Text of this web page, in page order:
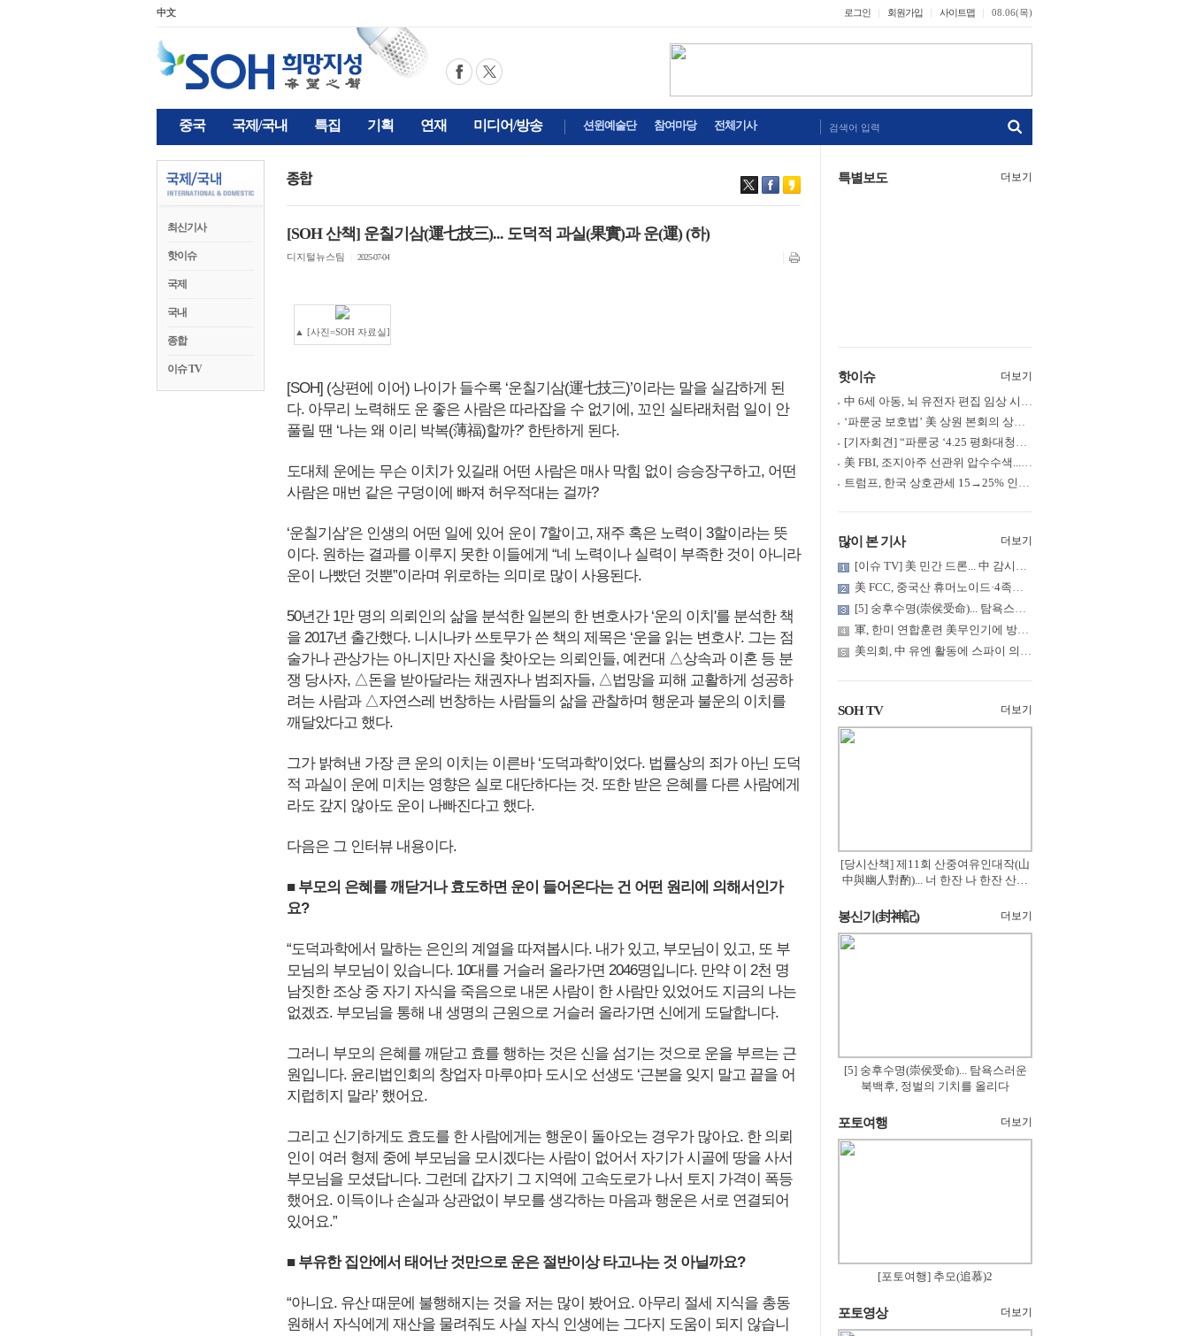
中文 로그인 회원가입 사이트맵 08.06(목)
중국 국제/국내 특집 기획 연재 미디어/방송 션윈예술단 참여마당 전체기사 검색어 입력
최신기사
핫이슈
국제
국내
종합
이슈 TV
[SOH 산책] 운칠기삼(運七技三)... 도덕적 과실(果實)과 운(運) (하)
디지털뉴스팀 2025-07-04
▲ [사진=SOH 자료실]
[SOH] (상편에 이어) 나이가 들수록 ‘운칠기삼(運七技三)’이라는 말을 실감하게 된
다. 아무리 노력해도 운 좋은 사람은 따라잡을 수 없기에, 꼬인 실타래처럼 일이 안
풀릴 땐 ‘나는 왜 이리 박복(薄福)할까?’ 한탄하게 된다.
도대체 운에는 무슨 이치가 있길래 어떤 사람은 매사 막힘 없이 승승장구하고, 어떤
사람은 매번 같은 구덩이에 빠져 허우적대는 걸까?
‘운칠기삼’은 인생의 어떤 일에 있어 운이 7할이고, 재주 혹은 노력이 3할이라는 뜻
이다. 원하는 결과를 이루지 못한 이들에게 “네 노력이나 실력이 부족한 것이 아니라
운이 나빴던 것뿐”이라며 위로하는 의미로 많이 사용된다.
50년간 1만 명의 의뢰인의 삶을 분석한 일본의 한 변호사가 ‘운의 이치'를 분석한 책
을 2017년 출간했다. 니시나카 쓰토무가 쓴 책의 제목은 ‘운을 읽는 변호사'. 그는 점
술가나 관상가는 아니지만 자신을 찾아오는 의뢰인들, 예컨대 △상속과 이혼 등 분
쟁 당사자, △돈을 받아달라는 채권자나 범죄자들, △법망을 피해 교활하게 성공하
려는 사람과 △자연스레 번창하는 사람들의 삶을 관찰하며 행운과 불운의 이치를
깨달았다고 했다.
그가 밝혀낸 가장 큰 운의 이치는 이른바 ‘도덕과학'이었다. 법률상의 죄가 아닌 도덕
적 과실이 운에 미치는 영향은 실로 대단하다는 것. 또한 받은 은혜를 다른 사람에게
라도 갚지 않아도 운이 나빠진다고 했다.
다음은 그 인터뷰 내용이다.
■ 부모의 은혜를 깨닫거나 효도하면 운이 들어온다는 건 어떤 원리에 의해서인가
요?
“도덕과학에서 말하는 은인의 계열을 따져봅시다. 내가 있고, 부모님이 있고, 또 부
모님의 부모님이 있습니다. 10대를 거슬러 올라가면 2046명입니다. 만약 이 2천 명
남짓한 조상 중 자기 자식을 죽음으로 내몬 사람이 한 사람만 있었어도 지금의 나는
없겠죠. 부모님을 통해 내 생명의 근원으로 거슬러 올라가면 신에게 도달합니다.
그러니 부모의 은혜를 깨닫고 효를 행하는 것은 신을 섬기는 것으로 운을 부르는 근
원입니다. 윤리법인회의 창업자 마루야마 도시오 선생도 ‘근본을 잊지 말고 끝을 어
지럽히지 말라’ 했어요.
그리고 신기하게도 효도를 한 사람에게는 행운이 돌아오는 경우가 많아요. 한 의뢰
인이 여러 형제 중에 부모님을 모시겠다는 사람이 없어서 자기가 시골에 땅을 사서
부모님을 모셨답니다. 그런데 갑자기 그 지역에 고속도로가 나서 토지 가격이 폭등
했어요. 이득이나 손실과 상관없이 부모를 생각하는 마음과 행운은 서로 연결되어
있어요.”
■ 부유한 집안에서 태어난 것만으로 운은 절반이상 타고나는 것 아닐까요?
“아니요. 유산 때문에 불행해지는 것을 저는 많이 봤어요. 아무리 절세 지식을 총동
원해서 자식에게 재산을 물려줘도 사실 자식 인생에는 그다지 도움이 되지 않습니
특별보도 더보기
핫이슈 더보기
中 6세 아동, 뇌 유전자 편집 임상 시험 중 사망... 의료진 1년간 ....
‘파룬궁 보호법’ 美 상원 본회의 상정... 최종 입법 ‘초읽기’
[기자회견] “파룬궁 ‘4.25 평화대청원’ 기념 & 중공의 션윈 공연 .....
美 FBI, 조지아주 선관위 압수수색... 트럼프 “부정선거 증거 확보....
트럼프, 한국 상호관세 15→25% 인상... “韓 국회 무력합의 미비준”....
많이 본 기사 더보기
[이슈 TV] 美 민간 드론... 中 감시망 뚫고 군함 근접 촬영
美 FCC, 중국산 휴머노이드·4족보행 로봇·전력 인버터 신규 수입 .....
[5] 숭후수명(崇侯受命)... 탐욕스러운 북백후, 정벌의 기치를 올.....
軍, 한미 연합훈련 美무인기에 방공태세 발령... 왜?
美의회, 中 유엔 활동에 스파이 의혹 제기
SOH TV 더보기
[당시산책] 제11회 산중여유인대작(山
中與幽人對酌)... 너 한잔 나 한잔 산의
봉신기(封神記) 더보기
[5] 숭후수명(崇侯受命)... 탐욕스러운
북백후, 정벌의 기치를 올리다
포토여행 더보기
[포토여행] 추모(追慕)2
포토영상 더보기